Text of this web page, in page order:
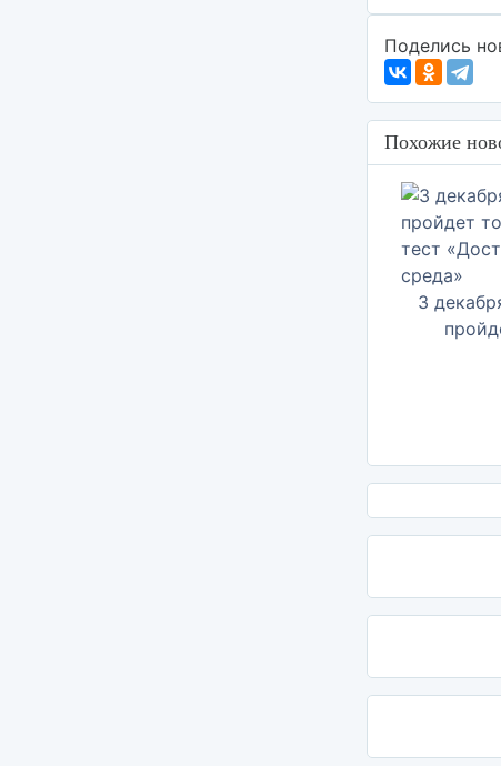
Поделись
Похожие
3